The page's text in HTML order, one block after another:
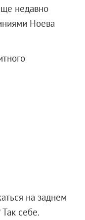
недавно
Ноева
на заднем
себе.